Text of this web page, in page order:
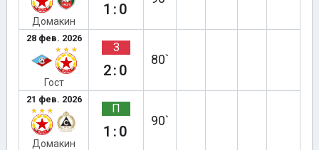
Домакин
1:0
28 фев. 2026
Гост
З
2:0
80`
21 фев. 2026
Домакин
П
1:0
90`